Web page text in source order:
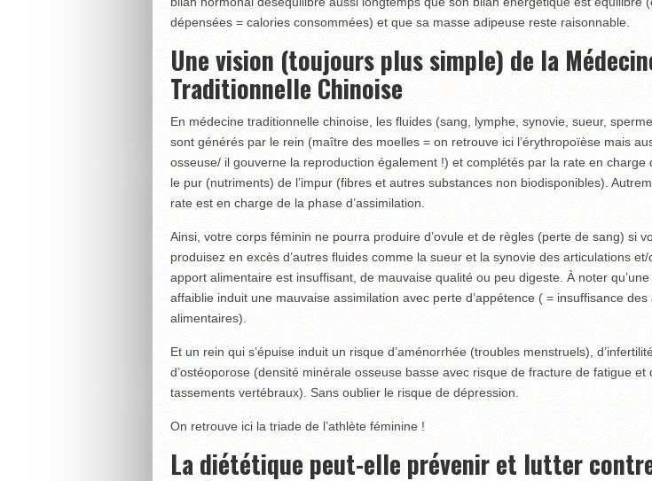
dépensées = calories consommées) et que sa masse adipeuse reste raisonnable.
Une vision (toujours plus simple) de la
Traditionnelle Chinoise
En médecine traditionnelle chinoise, les fluides (sang, lymphe, synovie, sueur,
sont générés par le rein (maître des moelles = on retrouve ici l’érythropoïèse mais
osseuse/ il gouverne la reproduction également !) et complétés par la rate en charge
le pur (nutriments) de l’impur (fibres et autres substances non biodisponibles).
rate est en charge de la phase d’assimilation.
Ainsi, votre corps féminin ne pourra produire d’ovule et de règles (perte de sang) si
produisez en excès d’autres fluides comme la sueur et la synovie des articulations
apport alimentaire est insuffisant, de mauvaise qualité ou peu digeste. À noter
affaiblie induit une mauvaise assimilation avec perte d’appétence ( = insuffisance des
alimentaires).
Et un rein qui s’épuise induit un risque d’aménorrhée (troubles menstruels),
d’ostéoporose (densité minérale osseuse basse avec risque de fracture de fatigue et
tassements vertébraux). Sans oublier le risque de dépression.
On retrouve ici la triade de l’athlète féminine !
La diététique peut-elle prévenir et lutter